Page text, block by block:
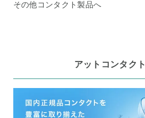
その他コンタクト製品へ
アットコンタクト